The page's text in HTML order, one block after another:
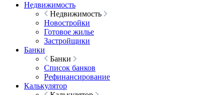
Недвижимость
Недвижимость
Новостройки
Готовое жилье
Застройщики
Банки
Банки
Список банков
Рефинансирование
Калькулятор